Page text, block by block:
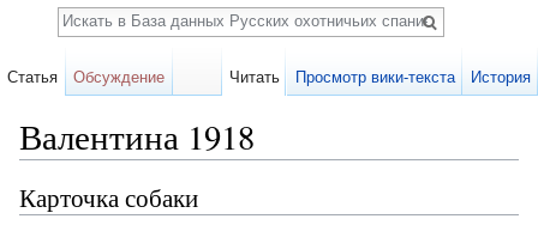
Валентина 1918
Карточка собаки
Статья Обсуждение Читать Просмотр вики-текста История
Поиск